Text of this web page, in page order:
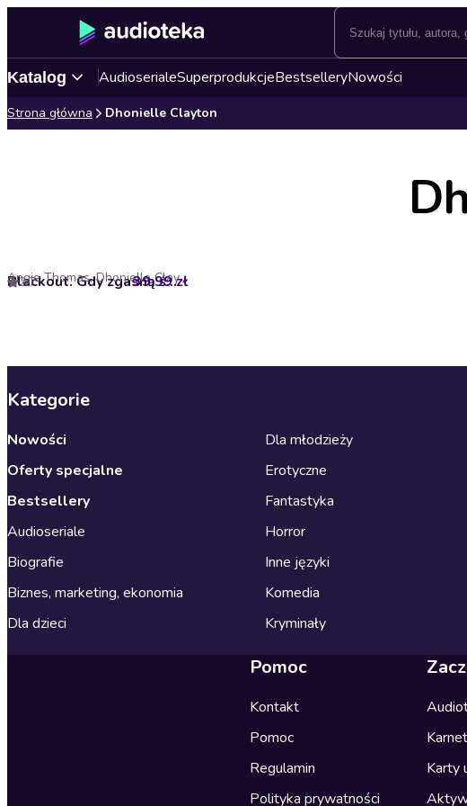
Katalog AudioserialeSuperprodukcjeBestselleryNowości
Strona główna Dhonielle Clayton
Blackout. Gdy zgasną światłaAngie Thomas, Dhonielle Clayton, Nic Stone, Tiffany D. Jackson
2.7 39,99 zł
Kategorie
Nowości
Oferty specjalne
Bestsellery
Audioseriale
Biografie
Biznes, marketing, ekonomia
Dla dzieci
Dla młodzieży
Erotyczne
Fantastyka
Horror
Inne języki
Komedia
Kryminały
Pomoc
Kontakt
Pomoc
Regulamin
Polityka prywatności
Karty